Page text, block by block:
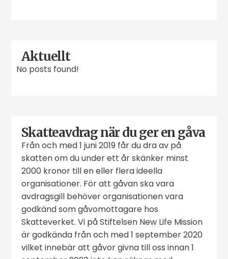
Aktuellt
No posts found!
Skatteavdrag när du ger en gåva
Från och med 1 juni 2019 får du dra av på
skatten om du under ett år skänker minst
2000 kronor till en eller flera ideella
organisationer. För att gåvan ska vara
avdragsgill behöver organisationen vara
godkänd som gåvomottagare hos
Skatteverket. Vi på Stiftelsen New Life Mission
är godkända från och med 1 september 2020
vilket innebär att gåvor givna till oss innan 1